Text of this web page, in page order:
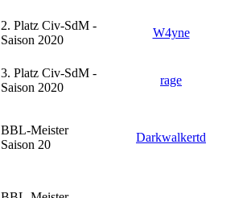
2. Platz Civ-SdM -
Saison 2020
W4yne
3. Platz Civ-SdM -
Saison 2020
rage
BBL-Meister
Saison 20
Darkwalkertd